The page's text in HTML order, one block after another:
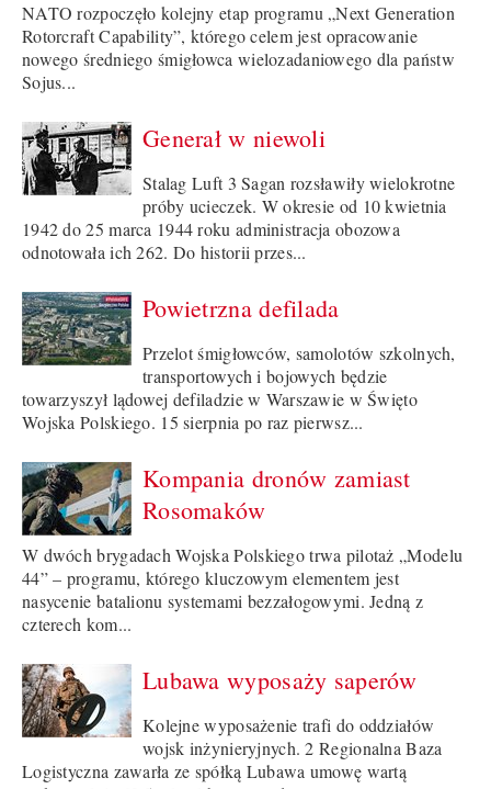
NATO rozpoczęło kolejny etap programu „Next Generation
Rotorcraft Capability”, którego celem jest opracowanie
nowego średniego śmigłowca wielozadaniowego dla państw
Sojus...
Generał w niewoli
Stalag Luft 3 Sagan rozsławiły wielokrotne
próby ucieczek. W okresie od 10 kwietnia
1942 do 25 marca 1944 roku administracja obozowa
odnotowała ich 262. Do historii przes...
Powietrzna defilada
Przelot śmigłowców, samolotów szkolnych,
transportowych i bojowych będzie
towarzyszył lądowej defiladzie w Warszawie w Święto
Wojska Polskiego. 15 sierpnia po raz pierwsz...
Kompania dronów zamiast
Rosomaków
W dwóch brygadach Wojska Polskiego trwa pilotaż „Modelu
44” – programu, którego kluczowym elementem jest
nasycenie batalionu systemami bezzałogowymi. Jedną z
czterech kom...
Lubawa wyposaży saperów
Kolejne wyposażenie trafi do oddziałów
wojsk inżynieryjnych. 2 Regionalna Baza
Logistyczna zawarła ze spółką Lubawa umowę wartą